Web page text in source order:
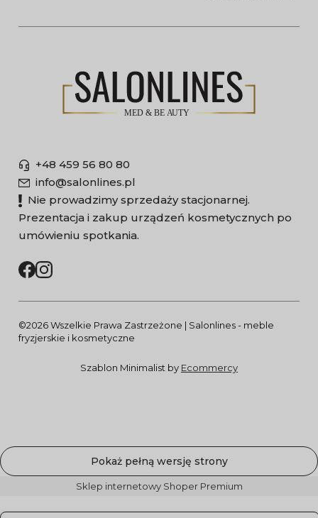
+48 459 56 80 80
info@salonlines.pl
Nie prowadzimy sprzedaży stacjonarnej.
Prezentacja i zakup urządzeń kosmetycznych po
umówieniu spotkania.
©2026 Wszelkie Prawa Zastrzeżone | Salonlines - meble
fryzjerskie i kosmetyczne
Szablon Minimalist by Ecommercy
Pokaż pełną wersję strony
Sklep internetowy Shoper Premium